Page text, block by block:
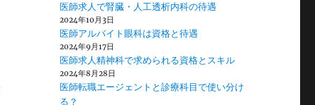
医師求人で腎臓・人工透析内科の待遇
2024年10月3日
医師アルバイト眼科は資格と待遇
2024年9月17日
医師求人精神科で求められる資格とスキル
2024年8月28日
医師転職エージェントと診療科目で使い分け
る？